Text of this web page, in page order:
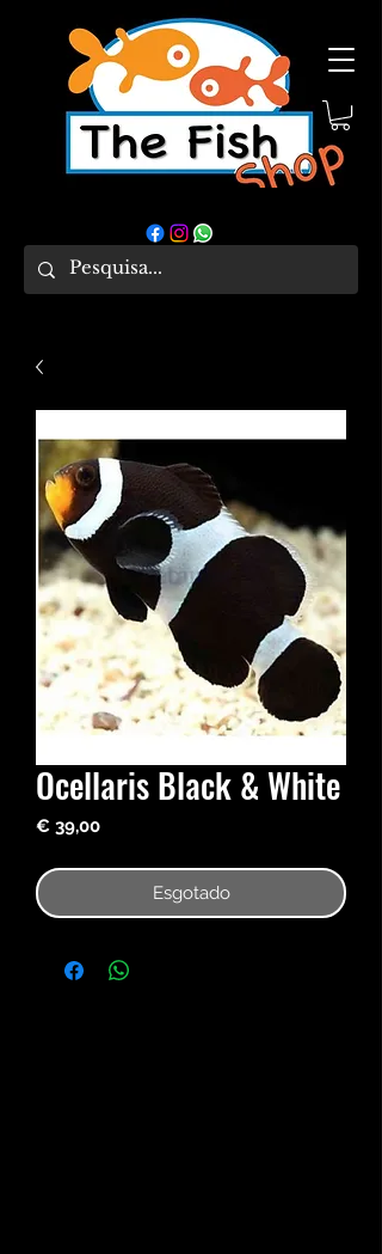
Ocellaris Black & White
€ 39,00Preço
Esgotado